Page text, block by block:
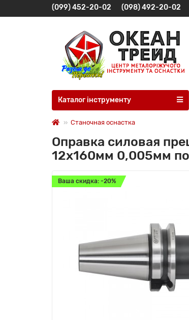
(099) 452-20-02 (098) 492-20-02
Каталог інструменту
Станочная оснастка
Оправка силовая
12x160мм 0,005мм по
Ваша скидка: -20%